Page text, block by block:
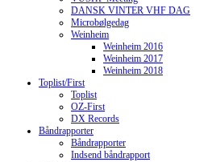
DANSK VINTER VHF DAG
Microbølgedag
Weinheim
Weinheim 2016
Weinheim 2017
Weinheim 2018
Toplist/First
Toplist
OZ-First
DX Records
Båndrapporter
Båndrapporter
Indsend båndrapport